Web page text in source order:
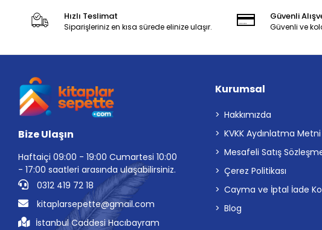
Hızlı Teslimat
Siparişleriniz en kısa sürede elinize ulaşır.
Güvenli
Güvenli ve
Bize Ulaşın
Haftaiçi 09:00 - 19:00 Cumartesi 10:00
- 17:00 saatleri arasında ulaşabilirsiniz.
0312 419 72 18
kitaplarsepette@gmail.com
İstanbul Caddesi Hacıbayram
Kurumsal
Hakkımızda
KVKK Aydınlatma Metni
Mesafeli Satış
Çerez Politikası
Cayma ve İptal İade
Blog